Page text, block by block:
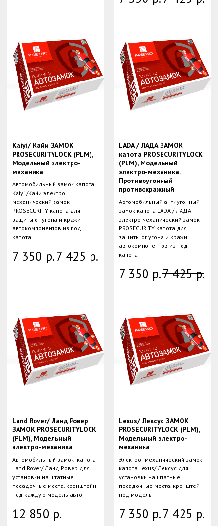
Kaiyi/ Кайи ЗАМОК
PROSECURITYLOCK (PLM),
Модельный электро-
механика
Автомобильный замок капота
Kaiyi /Кайи электро
механический замок
PROSECURITY капота для
защиты от угона и кражи
автокомпонентов из под
капота
7 350 р.7 425 р.
LADA / ЛАДА ЗАМОК
капота PROSECURITYLOCK
(PLM), Модельный
электро-механика.
Противоугонный
противокражный
Автомобильный антиугонный
замок капота LADA / ЛАДА
электро механический замок
PROSECURITY капота для
защиты от угона и кражи
автокомпонентов из под
капота
7 350 р.7 425 р.
Land Rover/ Ланд Ровер
ЗАМОК PROSECURITYLOCK
(PLM), Модельный
электро-механика
Автомобильный замок капота
Land Rover/ Ланд Ровер для
установки на штатные
посадочные места. кронштейн
под каждую модель авто
12 850 р.
Lexus/ Лексус ЗАМОК
PROSECURITYLOCK (PLM),
Модельный электро-
механика
Электро - механический замок
капота Lexus/ Лексус для
установки на штатные
посадочные места. кронштейн
под модель
7 350 р.7 425 р.